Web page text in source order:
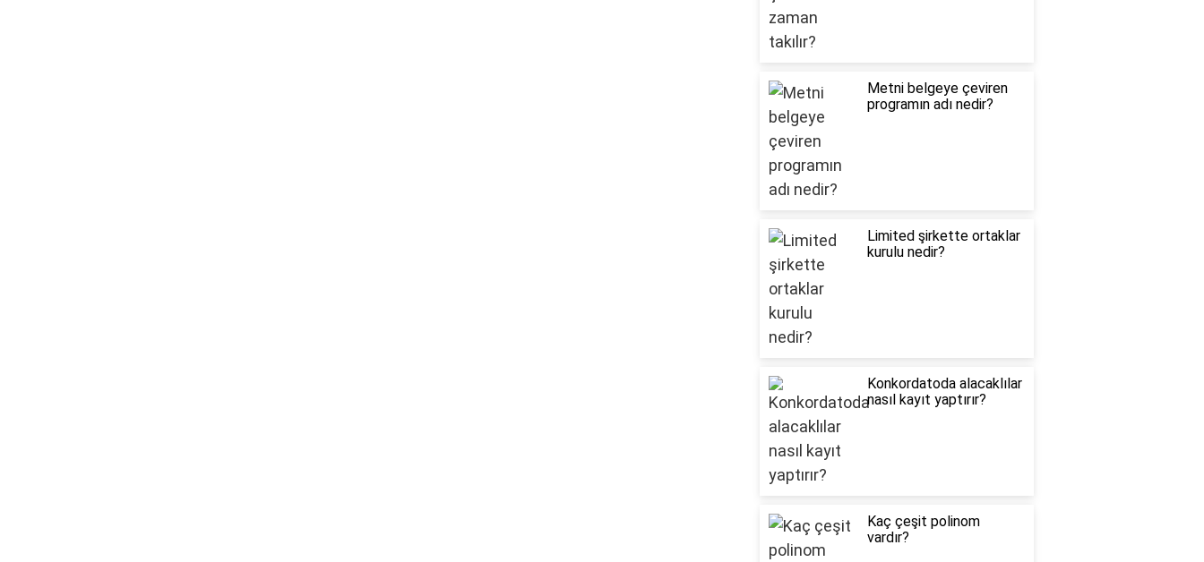
Metni belgeye çeviren
programın adı nedir?
Limited şirkette ortaklar
kurulu nedir?
Konkordatoda alacaklılar
nasıl kayıt yaptırır?
Kaç çeşit polinom
vardır?